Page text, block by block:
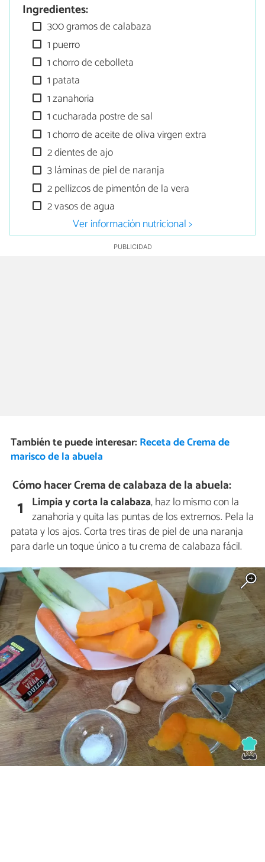
Ingredientes:
300 gramos de calabaza
1 puerro
1 chorro de cebolleta
1 patata
1 zanahoria
1 cucharada postre de sal
1 chorro de aceite de oliva virgen extra
2 dientes de ajo
3 láminas de piel de naranja
2 pellizcos de pimentón de la vera
2 vasos de agua
Ver información nutricional >
También te puede interesar: Receta de Crema de
marisco de la abuela
Cómo hacer Crema de calabaza de la abuela:
1 Limpia y corta la calabaza, haz lo mismo con la
zanahoria y quita las puntas de los extremos. Pela la
patata y los ajos. Corta tres tiras de piel de una naranja
para darle un toque único a tu crema de calabaza fácil.